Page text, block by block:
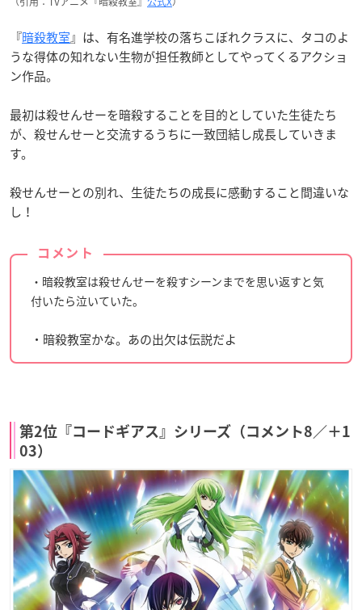
『暗殺教室』は、有名進学校の落ちこぼれクラスに、タコのよ
うな得体の知れない生物が担任教師としてやってくるアクショ
ン作品。
最初は殺せんせーを暗殺することを目的としていた生徒たち
が、殺せんせーと交流するうちに一致団結し成長していきま
す。
殺せんせーとの別れ、生徒たちの成長に感動すること間違いな
し！
コメント
・暗殺教室は殺せんせーを殺すシーンまでを思い返すと気
付いたら泣いていた。
・暗殺教室かな。あの出欠は伝説だよ
第2位『コードギアス』シリーズ（コメント8／＋1
03）